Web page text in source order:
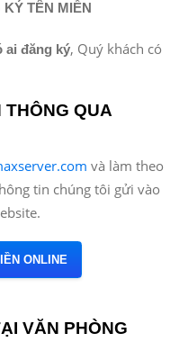
TÊN MIỀN
ai đăng ký, Quý khách có
QUA
và làm theo
tin chúng tôi gửi vào
ONLINE
VĂN PHÒNG